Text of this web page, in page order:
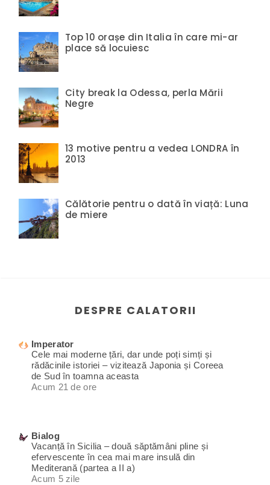
Top 10 orașe din Italia în care mi-ar
place să locuiesc
City break la Odessa, perla Mării
Negre
13 motive pentru a vedea LONDRA în
2013
Călătorie pentru o dată în viață: Luna
de miere
DESPRE CALATORII
Imperator
Cele mai moderne țări, dar unde poți simți și
rădăcinile istoriei – vizitează Japonia și Coreea
de Sud în toamna aceasta
Acum 21 de ore
Bialog
Vacanță în Sicilia – două săptămâni pline și
efervescente în cea mai mare insulă din
Mediterană (partea a II a)
Acum 5 zile